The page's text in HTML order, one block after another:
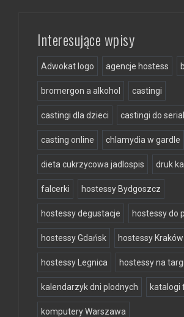
Interesujące wpisy
Adwokat logo agencje hostess
bromergon a alkohol castingi
castingi dla dzieci castingi do
casting online chlamydia w gardle
dieta cukrzycowa jadlospis druk
falcerki hostessy Bydgoszcz
hostessy degustacje hostessy do
hostessy Gdańsk hostessy Kraków
hostessy Legnica hostessy na targi
kalendarzyk dni plodnych katalogi
komputery Warszawa